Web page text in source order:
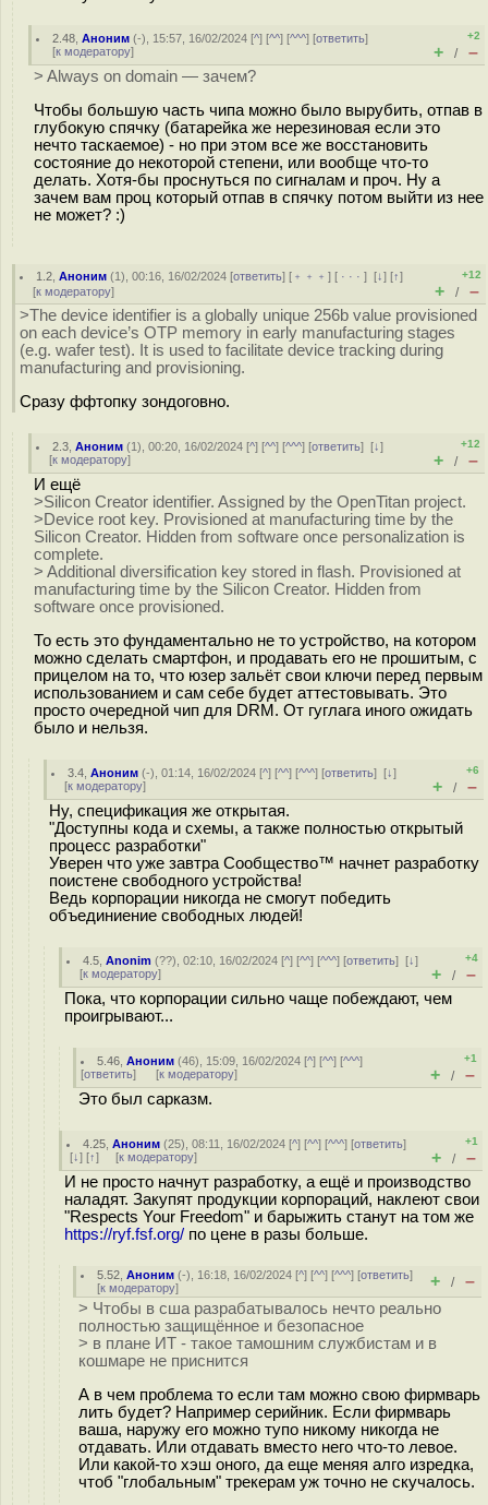
2.48 ,Аноним (-), 15:57, 16/02/2024 [^] [^^] [^^^] [ответить]
[к модератору]
+2
+ / –
> Always on domain — зачем?
Чтобы большую часть чипа можно было вырубить, отпав в
глубокую спячку (батарейка же нерезиновая если это
нечто таскаемое) - но при этом все же восстановить
состояние до некоторой степени, или вообще что-то
делать. Хотя-бы проснуться по сигналам и проч. Ну а
зачем вам проц который отпав в спячку потом выйти из нее
не может? :)
1.2 ,Аноним (1), 00:16, 16/02/2024 [ответить] [ ﹢﹢﹢] [ · · ·][↓] [↑]
[к модератору]
+12
+ / –
>The device identifier is a globally unique 256b value provisioned
on each device’s OTP memory in early manufacturing stages
(e.g. wafer test). It is used to facilitate device tracking during
manufacturing and provisioning.
Сразу ффтопку зондоговно.
2.3 ,Аноним (1), 00:20, 16/02/2024 [^] [^^] [^^^] [ответить][↓]
[к модератору]
+12
+ / –
И ещё
>Silicon Creator identifier. Assigned by the OpenTitan project.
>Device root key. Provisioned at manufacturing time by the
Silicon Creator. Hidden from software once personalization is
complete.
> Additional diversification key stored in flash. Provisioned at
manufacturing time by the Silicon Creator. Hidden from
software once provisioned.
То есть это фундаментально не то устройство, на котором
можно сделать смартфон, и продавать его не прошитым, с
прицелом на то, что юзер зальёт свои ключи перед первым
использованием и сам себе будет аттестовывать. Это
просто очередной чип для DRM. От гуглага иного ожидать
было и нельзя.
3.4 ,Аноним (-), 01:14, 16/02/2024 [^] [^^] [^^^] [ответить][↓]
[к модератору]
+6
+ / –
Ну, спецификация же открытая.
"Доступны кода и схемы, а также полностью открытый
процесс разработки"
Уверен что уже завтра Сообщество™ начнет разработку
поистене свободного устройства!
Ведь корпорации никогда не смогут победить
объединиение свободных людей!
4.5 ,Anonim (??), 02:10, 16/02/2024 [^] [^^] [^^^] [ответить][↓]
[к модератору]
+4
+ / –
Пока, что корпорации сильно чаще побеждают, чем
проигрывают...
5.46 ,Аноним (46), 15:09, 16/02/2024 [^] [^^] [^^^]
[ответить] [к модератору]
+1
+ / –
Это был сарказм.
4.25 ,Аноним (25), 08:11, 16/02/2024 [^] [^^] [^^^] [ответить]
[↓] [↑] [к модератору]
+1
+ / –
И не просто начнут разработку, а ещё и производство
наладят. Закупят продукции корпораций, наклеют свои
"Respects Your Freedom" и барыжить станут на том же
https://ryf.fsf.org/ по цене в разы больше.
5.52 ,Аноним (-), 16:18, 16/02/2024 [^] [^^] [^^^] [ответить]
[к модератору] + / –
> Чтобы в сша разрабатывалось нечто реально
полностью защищённое и безопасное
> в плане ИТ - такое тамошним службистам и в
кошмаре не приснится
А в чем проблема то если там можно свою фирмварь
лить будет? Например серийник. Если фирмварь
ваша, наружу его можно тупо никому никогда не
отдавать. Или отдавать вместо него что-то левое.
Или какой-то хэш оного, да еще меняя алго изредка,
чтоб "глобальным" трекерам уж точно не скучалось.